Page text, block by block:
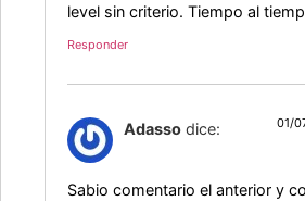
level sin criterio. Tiempo al
Responder
Adasso dice: 01/
Sabio comentario el anterior y